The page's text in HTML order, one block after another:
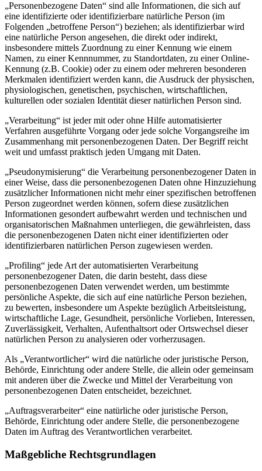
„Personenbezogene Daten“ sind alle Informationen, die sich auf
eine identifizierte oder identifizierbare natürliche Person (im
Folgenden „betroffene Person“) beziehen; als identifizierbar wird
eine natürliche Person angesehen, die direkt oder indirekt,
insbesondere mittels Zuordnung zu einer Kennung wie einem
Namen, zu einer Kennnummer, zu Standortdaten, zu einer Online-
Kennung (z.B. Cookie) oder zu einem oder mehreren besonderen
Merkmalen identifiziert werden kann, die Ausdruck der physischen,
physiologischen, genetischen, psychischen, wirtschaftlichen,
kulturellen oder sozialen Identität dieser natürlichen Person sind.
„Verarbeitung“ ist jeder mit oder ohne Hilfe automatisierter
Verfahren ausgeführte Vorgang oder jede solche Vorgangsreihe im
Zusammenhang mit personenbezogenen Daten. Der Begriff reicht
weit und umfasst praktisch jeden Umgang mit Daten.
„Pseudonymisierung“ die Verarbeitung personenbezogener Daten in
einer Weise, dass die personenbezogenen Daten ohne Hinzuziehung
zusätzlicher Informationen nicht mehr einer spezifischen betroffenen
Person zugeordnet werden können, sofern diese zusätzlichen
Informationen gesondert aufbewahrt werden und technischen und
organisatorischen Maßnahmen unterliegen, die gewährleisten, dass
die personenbezogenen Daten nicht einer identifizierten oder
identifizierbaren natürlichen Person zugewiesen werden.
„Profiling“ jede Art der automatisierten Verarbeitung
personenbezogener Daten, die darin besteht, dass diese
personenbezogenen Daten verwendet werden, um bestimmte
persönliche Aspekte, die sich auf eine natürliche Person beziehen,
zu bewerten, insbesondere um Aspekte bezüglich Arbeitsleistung,
wirtschaftliche Lage, Gesundheit, persönliche Vorlieben, Interessen,
Zuverlässigkeit, Verhalten, Aufenthaltsort oder Ortswechsel dieser
natürlichen Person zu analysieren oder vorherzusagen.
Als „Verantwortlicher“ wird die natürliche oder juristische Person,
Behörde, Einrichtung oder andere Stelle, die allein oder gemeinsam
mit anderen über die Zwecke und Mittel der Verarbeitung von
personenbezogenen Daten entscheidet, bezeichnet.
„Auftragsverarbeiter“ eine natürliche oder juristische Person,
Behörde, Einrichtung oder andere Stelle, die personenbezogene
Daten im Auftrag des Verantwortlichen verarbeitet.
Maßgebliche Rechtsgrundlagen